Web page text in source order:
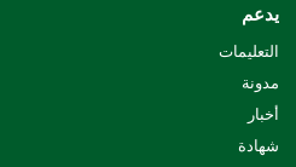
يدعم
التعليمات
مدونة
أخبار
شهادة